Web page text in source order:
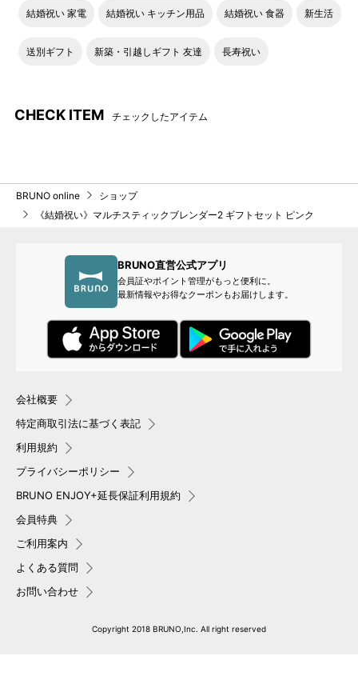
結婚祝い 家電 結婚祝い キッチン用品 結婚祝い 食器 新生活
送別ギフト 新築・引越しギフト 友達 長寿祝い
CHECK ITEM チェックしたアイテム
BRUNO online
ショップ
《結婚祝い》マルチスティックブレンダー2 ギフトセット ピンク
BRUNO直営公式アプリ
会員証やポイント管理がもっと便利に。
最新情報やお得なクーポンもお届けします。
会社概要
特定商取引法に基づく表記
利用規約
プライバシーポリシー
BRUNO ENJOY+延長保証利用規約
会員特典
ご利用案内
よくある質問
お問い合わせ
Copyright 2018 BRUNO,Inc. All right reserved